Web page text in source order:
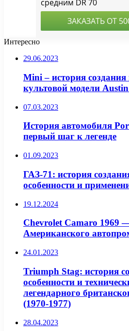
Интересно
29.06.2023
Mini – история создания
культовой модели
07.03.2023
История автомобиля
первый шаг к легенде
01.09.2023
ГАЗ-71: история
особенности и
19.12.2024
Chevrolet Camaro 1969
Американского
24.01.2023
Triumph Stag: история
особенности и
легендарного
(1970-1977)
28.04.2023